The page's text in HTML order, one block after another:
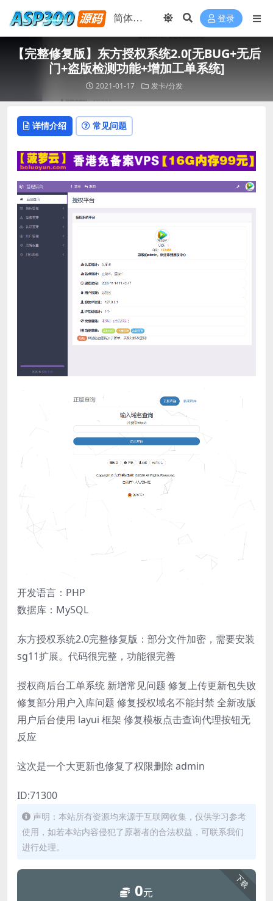
登录
【完整修复版】东方授权系统2.0[无BUG+无后
门+盗版检测功能+增加工单系统]
2021-01-17 发卡/分发
详情介绍 常见问题
开发语言：PHP
数据库：MySQL
东方授权系统2.0完整修复版：部分文件加密，需要安装
sg11扩展。代码很完整，功能很完善
授权商后台工单系统 新增常见问题 修复上传更新包失败
修复部分用户入库问题 修复授权域名不能封禁 全新改版
用户后台使用 layui 框架 修复模板点击查询代理按钮无
反应
这次是一个大更新也修复了权限删除 admin
ID:71300
声明：本站所有资源均来源于互联网收集，仅供学习参考
使用，如若本站内容侵犯了原著者的合法权益，可联系我们
进行处理。
下载
0元